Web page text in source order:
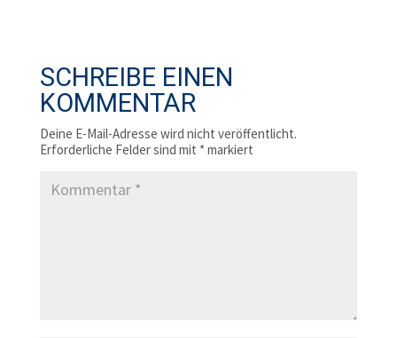
SCHREIBE EINEN
KOMMENTAR
Deine E-Mail-Adresse wird nicht veröffentlicht.
Erforderliche Felder sind mit *markiert